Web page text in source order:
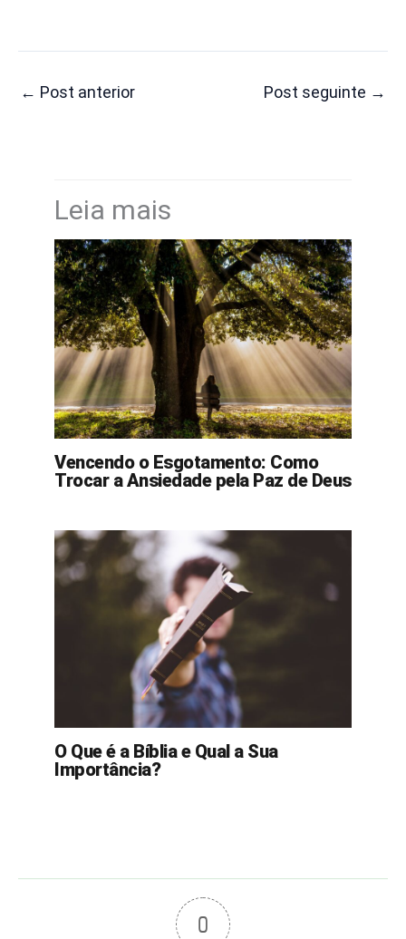
← Post anterior Post seguinte →
Leia mais
Vencendo o Esgotamento: Como
Trocar a Ansiedade pela Paz de Deus
O Que é a Bíblia e Qual a Sua
Importância?
0